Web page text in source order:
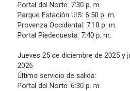
Portal del Norte: 7:30 p. m.
Parque Estación UIS: 6:50 p. m.
Provenza Occidental: 7:10 p. m.
Portal Piedecuesta: 7:40 p. m.
Jueves 25 de diciembre de 2025 y
2026
Último servicio de salida:
Portal del Norte: 6:30 p. m.